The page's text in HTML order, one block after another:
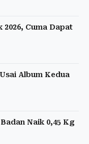
Cuma Dapat
Album Kedua
Naik 0,45 Kg